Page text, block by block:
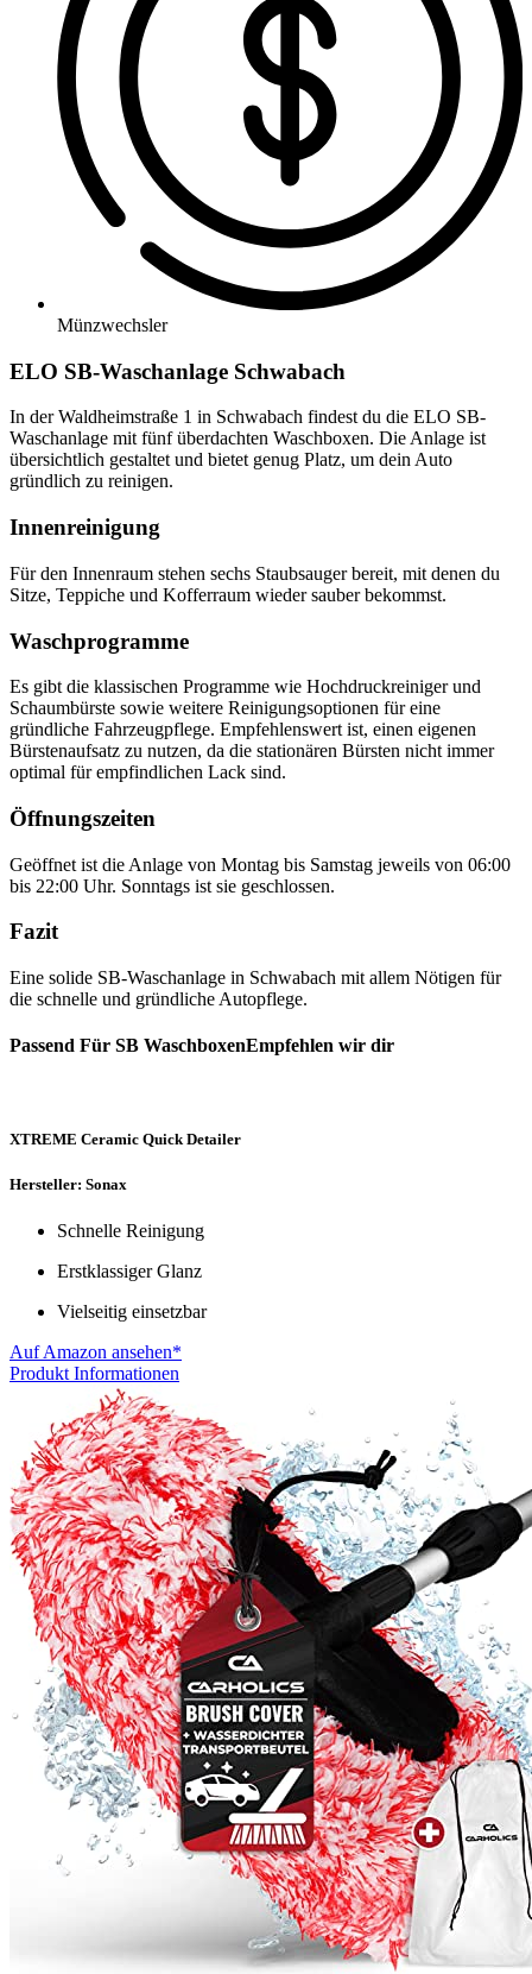
Münzwechsler
ELO SB-Waschanlage Schwabach
In der Waldheimstraße 1 in Schwabach findest du die ELO SB-
Waschanlage mit fünf überdachten Waschboxen. Die Anlage ist
übersichtlich gestaltet und bietet genug Platz, um dein Auto
gründlich zu reinigen.
Innenreinigung
Für den Innenraum stehen sechs Staubsauger bereit, mit denen du
Sitze, Teppiche und Kofferraum wieder sauber bekommst.
Waschprogramme
Es gibt die klassischen Programme wie Hochdruckreiniger und
Schaumbürste sowie weitere Reinigungsoptionen für eine
gründliche Fahrzeugpflege. Empfehlenswert ist, einen eigenen
Bürstenaufsatz zu nutzen, da die stationären Bürsten nicht immer
optimal für empfindlichen Lack sind.
Öffnungszeiten
Geöffnet ist die Anlage von Montag bis Samstag jeweils von 06:00
bis 22:00 Uhr. Sonntags ist sie geschlossen.
Fazit
Eine solide SB-Waschanlage in Schwabach mit allem Nötigen für
die schnelle und gründliche Autopflege.
Passend Für SB WaschboxenEmpfehlen wir dir
XTREME Ceramic Quick Detailer
Hersteller: Sonax
Schnelle Reinigung
Erstklassiger Glanz
Vielseitig einsetzbar
Auf Amazon ansehen*
Produkt Informationen